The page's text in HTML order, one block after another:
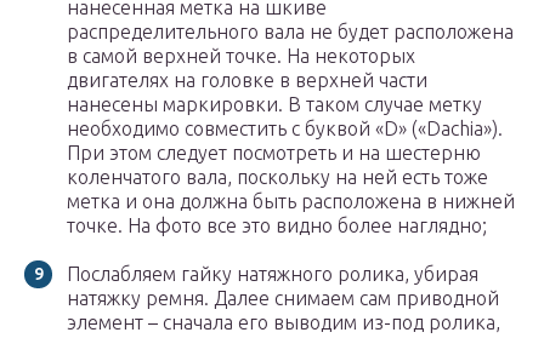
нанесенная метка на шкиве
распределительного вала не будет расположена
в самой верхней точке. На некоторых
двигателях на головке в верхней части
нанесены маркировки. В таком случае метку
необходимо совместить с буквой «D» («Dachia»).
При этом следует посмотреть и на шестерню
коленчатого вала, поскольку на ней есть тоже
метка и она должна быть расположена в нижней
точке. На фото все это видно более наглядно;
Послабляем гайку натяжного ролика, убирая
натяжку ремня. Далее снимаем сам приводной
элемент – сначала его выводим из-под ролика,